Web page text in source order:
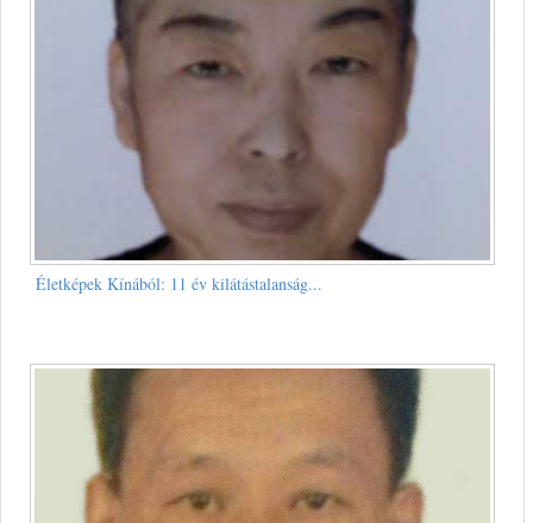
Életképek Kínából: 11 év kilátástalanság...